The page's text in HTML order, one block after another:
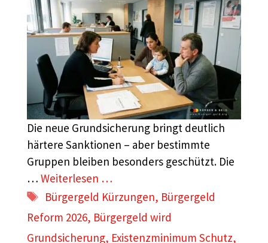
Die neue Grundsicherung bringt deutlich
härtere Sanktionen – aber bestimmte
Gruppen bleiben besonders geschützt. Die
… Weiterlesen …
Schlagwörter
Bürgergeld Kürzungen, Bürgergeld
Reform 2026, Bürgergeld wird
Grundsicherung, Existenzminimum Schutz,